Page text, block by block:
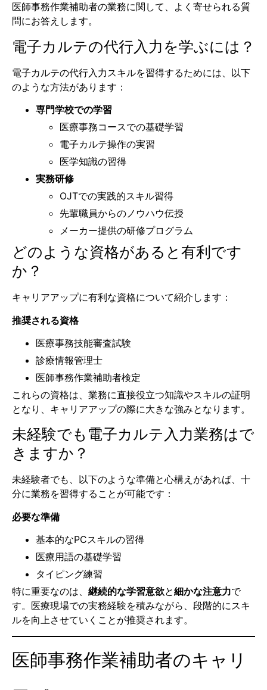
医師事務作業補助者の業務に関して、よく寄せられる質
問にお答えします。
電子カルテの代行入力を学ぶには？
電子カルテの代行入力スキルを習得するためには、以下
のような方法があります：
専門学校での学習
医療事務コースでの基礎学習
電子カルテ操作の実習
医学知識の習得
実務研修
OJTでの実践的スキル習得
先輩職員からのノウハウ伝授
メーカー提供の研修プログラム
どのような資格があると有利です
か？
キャリアアップに有利な資格について紹介します：
推奨される資格
医療事務技能審査試験
診療情報管理士
医師事務作業補助者検定
これらの資格は、業務に直接役立つ知識やスキルの証明
となり、キャリアアップの際に大きな強みとなります。
未経験でも電子カルテ入力業務はで
きますか？
未経験者でも、以下のような準備と心構えがあれば、十
分に業務を習得することが可能です：
必要な準備
基本的なPCスキルの習得
医療用語の基礎学習
タイピング練習
特に重要なのは、 継続的な学習意欲と細かな注意力で
す。医療現場での実務経験を積みながら、段階的にスキ
ルを向上させていくことが推奨されます。
医師事務作業補助者のキャリ